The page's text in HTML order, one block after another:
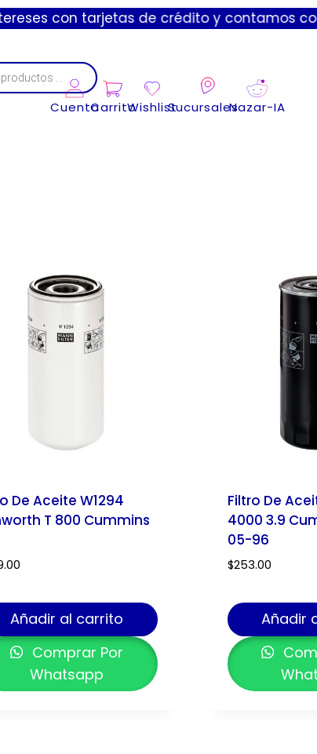
de crédito y contamos con envíos
CuentaCarritoWishlistSucursalesNazar-IA
De Aceite W1294
T 800 Cummins
Añadir al carrito
Comprar Por
Whatsapp
Filtro De
4000 3.9
05-96
$253.00
Añadir